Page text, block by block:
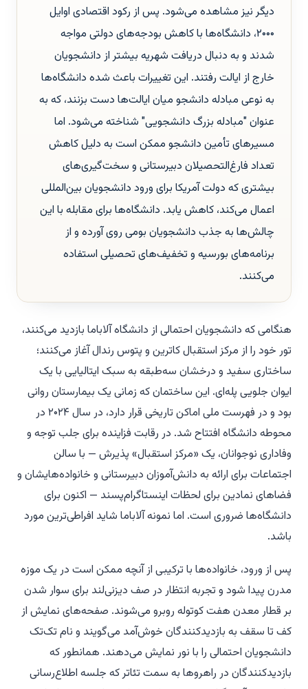
دیگر نیز مشاهده می‌شود. پس از رکود اقتصادی اوایل
۲۰۰۰، دانشگاه‌ها با کاهش بودجه‌های دولتی مواجه
شدند و به دنبال دریافت شهریه بیشتر از دانشجویان
خارج از ایالت رفتند. این تغییرات باعث شده دانشگاه‌ها
به نوعی مبادله دانشجو میان ایالت‌ها دست بزنند، که به
عنوان "مبادله بزرگ دانشجویی" شناخته می‌شود. اما
مسیرهای تأمین دانشجو ممکن است به دلیل کاهش
تعداد فارغ‌التحصیلان دبیرستانی و سخت‌گیری‌های
بیشتری که دولت آمریکا برای ورود دانشجویان بین‌المللی
اعمال می‌کند، کاهش یابد. دانشگاه‌ها برای مقابله با این
چالش‌ها به جذب دانشجویان بومی روی آورده و از
برنامه‌های بورسیه و تخفیف‌های تحصیلی استفاده
می‌کنند.
هنگامی که دانشجویان احتمالی از دانشگاه آلاباما بازدید می‌کنند،
تور خود را از مرکز استقبال کاترین و پتوس رندال آغاز می‌کنند؛
ساختاری سفید و درخشان سه‌طبقه به سبک ایتالیایی با یک
ایوان جلویی پله‌ای. این ساختمان که زمانی یک بیمارستان روانی
بود و در فهرست ملی اماکن تاریخی قرار دارد، در سال ۲۰۲۴ در
محوطه دانشگاه افتتاح شد. در رقابت فزاینده برای جلب توجه و
وفاداری نوجوانان، یک «مرکز استقبال» پذیرش — با سالن
اجتماعات برای ارائه به دانش‌آموزان دبیرستانی و خانواده‌هایشان و
فضاهای نمادین برای لحظات اینستاگرام‌پسند — اکنون برای
دانشگاه‌ها ضروری است. اما نمونه آلاباما شاید افراطی‌ترین مورد
باشد.
پس از ورود، خانواده‌ها با ترکیبی از آنچه ممکن است در یک موزه
مدرن پیدا شود و تجربه انتظار در صف دیزنی‌لند برای سوار شدن
بر قطار معدن هفت کوتوله روبرو می‌شوند. صفحه‌های نمایش از
کف تا سقف به بازدیدکنندگان خوش‌آمد می‌گویند و نام تک‌تک
دانشجویان احتمالی را با نور نمایش می‌دهند. همانطور که
بازدیدکنندگان در راهروها به سمت تئاتر که جلسه اطلاع‌رسانی